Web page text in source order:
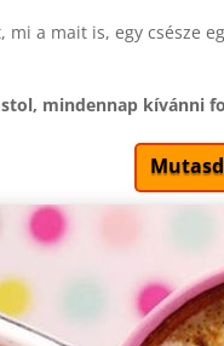
a mait is, egy csésze
mindennap kívánni